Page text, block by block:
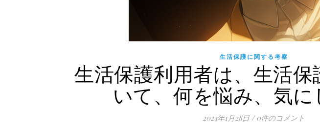
生活保護に関する考察
生活保護利用者は、生活保
いて、何を悩み、気
2024年1月28日 / 0件のコメント